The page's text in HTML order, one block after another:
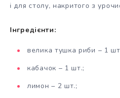
і для столу, накритого з
Інгредієнти:
велика тушка риби – 1
кабачок – 1 шт.;
лимон – 2 шт.;